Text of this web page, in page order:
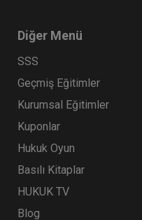
Diğer Menü
SSS
Geçmiş Eğitimler
Kurumsal Eğitimler
Kuponlar
Hukuk Oyun
Basılı Kitaplar
HUKUK TV
Blog